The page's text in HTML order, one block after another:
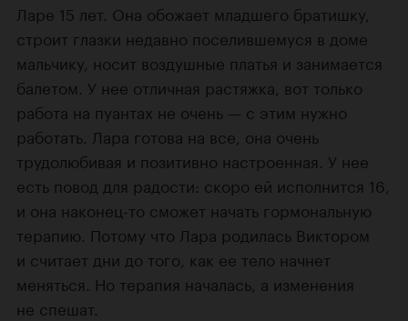
Ларе 15 лет. Она обожает младшего братишку,
строит глазки недавно поселившемуся в доме
мальчику, носит воздушные платья и занимается
балетом. У нее отличная растяжка, вот только
работа на пуантах не очень — с этим нужно
работать. Лара готова на все, она очень
трудолюбивая и позитивно настроенная. У нее
есть повод для радости: скоро ей исполнится 16,
и она наконец-то сможет начать гормональную
терапию. Потому что Лара родилась Виктором
и считает дни до того, как ее тело начнет
меняться. Но терапия началась, а изменения
не спешат.